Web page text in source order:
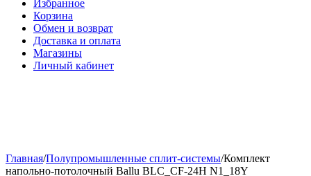
Избранное
Корзина
Обмен и возврат
Доставка и оплата
Магазины
Личный кабинет
Главная/Полупромышленные сплит-системы/Комплект
напольно-потолочный Ballu BLC_CF-24H N1_18Y